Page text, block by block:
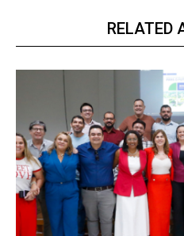
RELATED